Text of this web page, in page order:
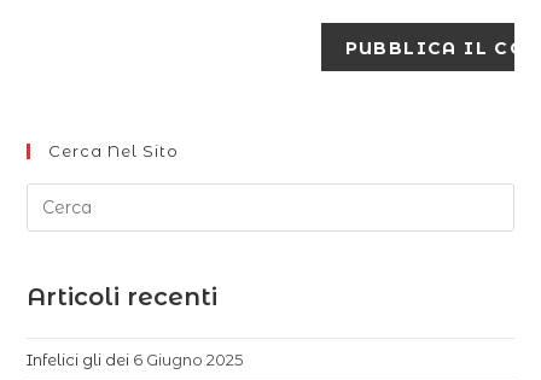
Cerca Nel Sito
Articoli recenti
Infelici gli dei 6 Giugno 2025